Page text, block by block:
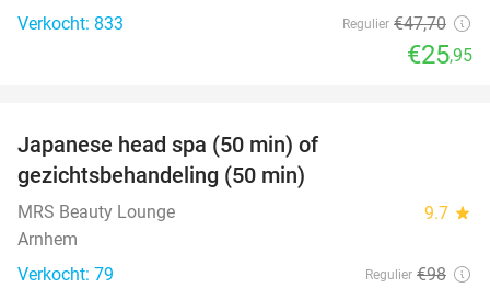
Verkocht: 833
Regulier €47,70
€25,95
Japanese head spa (50 min) of
gezichtsbehandeling (50 min)
MRS Beauty Lounge 9.7 star
Arnhem
Verkocht: 79
Regulier €98